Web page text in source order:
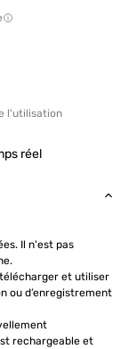
l'utilisation
réel
Il n'est pas
et utiliser
ou d’enregistrement
rechargeable et